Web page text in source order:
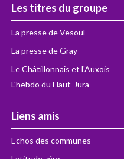
Les titres du groupe
La presse de Vesoul
La presse de Gray
Le Châtillonnais et l'Auxois
L'hebdo du Haut-Jura
Liens amis
Echos des communes